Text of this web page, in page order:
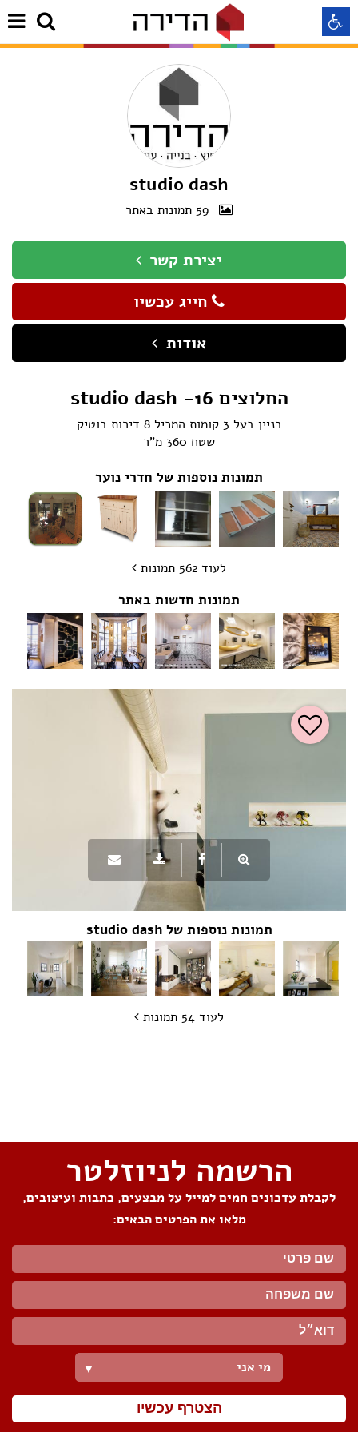
studio dash
59 תמונות באתר
יצירת קשר
חייג עכשיו
אודות
החלוצים 16- studio dash
בניין בעל 3 קומות המכיל 8 דירות בוטיק
שטח 360 מ"ר
תמונות נוספות של חדרי נוער
לעוד 562 תמונות
תמונות חדשות באתר
תמונות נוספות של studio dash
לעוד 54 תמונות
הרשמה לניוזלטר
לקבלת עדכונים חמים למייל על מבצעים, כתבות ועיצובים,
מלאו את הפרטים הבאים:
מי אני ▼
הצטרף עכשיו
התאמה לקורא מסך
התאמה לעיוורי צבעים
התאמה לכבדי ראיה
תצוגה רגילה
הדגשת קישורים
Aא Aא Aא
הצהרת נגישות